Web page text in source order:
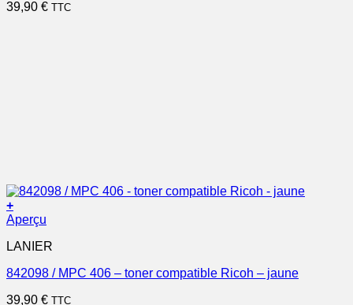
39,90 € TTC
+
Aperçu
LANIER
842098 / MPC 406 – toner compatible Ricoh – jaune
39,90 € TTC